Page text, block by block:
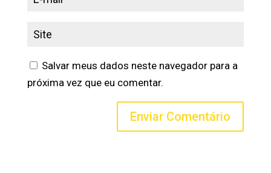
Salvar meus dados neste navegador para a
próxima vez que eu comentar.